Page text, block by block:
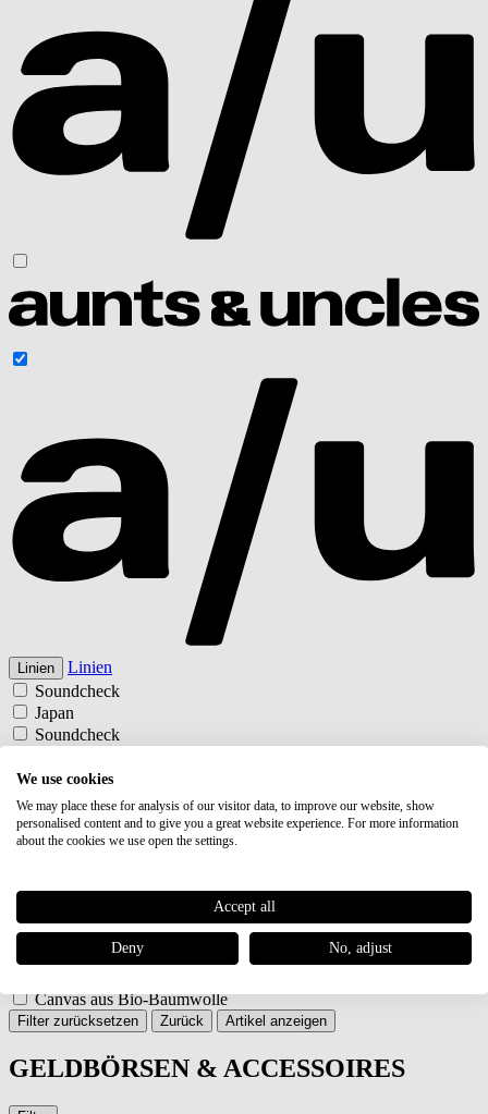
Linien
Linien
Soundcheck
Japan
Soundcheck
Typ
Typ
Börsen
Börsen
Farbe
Farbe
schwarz
Premium Rindleder
Canvas aus Bio-Baumwolle
Canvas aus Bio-Baumwolle
Filter zurücksetzen Zurück Artikel anzeigen
GELDBÖRSEN & ACCESSOIRES
We use cookies
We may place these for analysis of our visitor data, to improve our website, show
personalised content and to give you a great website experience. For more information
about the cookies we use open the settings.
Accept all
Deny No, adjust